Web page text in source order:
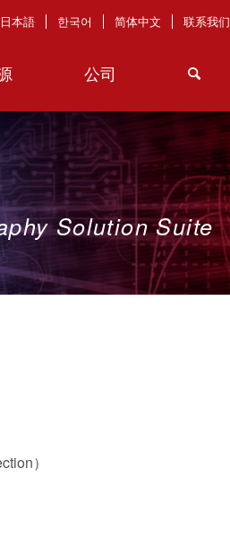
公司
日本語 한국어 简体中文 联系我们
Solution Suite
）